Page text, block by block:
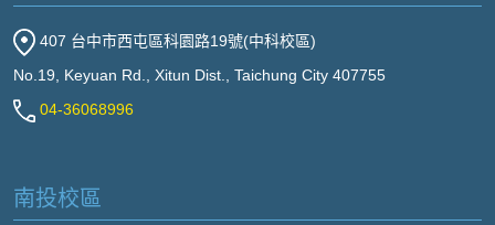
407 台中市西屯區科園路19號(中科校區)
No.19, Keyuan Rd., Xitun Dist., Taichung City 407755
04-36068996
南投校區